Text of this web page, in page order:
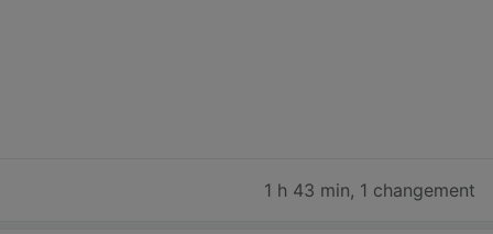
1 h 43 min, 1 changement